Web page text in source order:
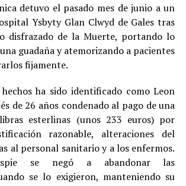
detuvo el pasado mes de junio a un
Ysbyty Glan Clwyd de Gales tras
disfrazado de la Muerte, portando lo
guadaña y atemorizando a pacientes
fijamente.
ha sido identificado como Leon
de 26 años condenado al pago de una
esterlinas (unos 233 euros) por
razonable, alteraciones del
al personal sanitario y a los enfermos.
se negó a abandonar las
se lo exigieron, manteniendo su